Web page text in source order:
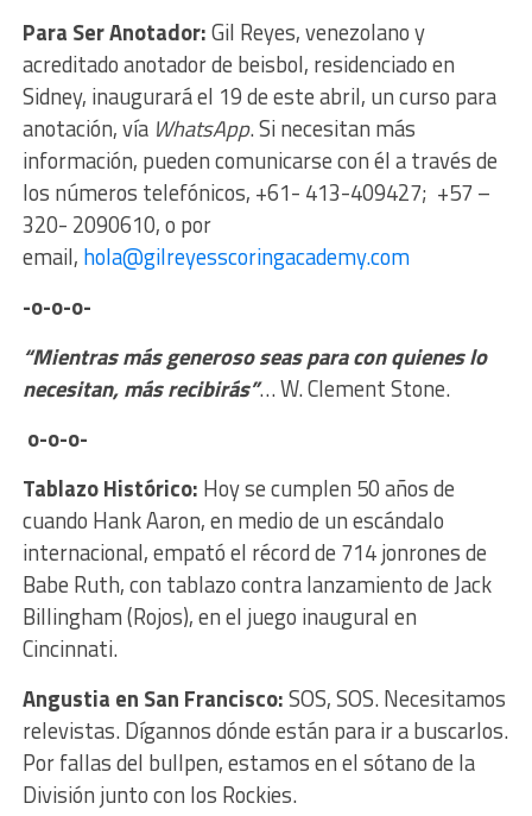
Para Ser Anotador:Gil Reyes, venezolano y
acreditado anotador de beisbol, residenciado en
Sidney, inaugurará el 19 de este abril, un curso para
anotación,vía WhatsApp. Si necesitan más
información, pueden comunicarse con él a través de
los números telefónicos, +61- 413-409427; +57 –
320- 2090610, o por
email, hola@gilreyesscoringacademy.com
-o-o-o-
“Mientras más generoso seas para con quienes lo
necesitan, más recibirás”… W. Clement Stone.
o-o-o-
Tablazo Histórico: Hoy se cumplen 50 años de
cuando Hank Aaron, en medio de un escándalo
internacional, empató el récord de 714 jonrones de
Babe Ruth, con tablazo contra lanzamiento de Jack
Billingham (Rojos), en el juego inaugural en
Cincinnati.
Angustia en San Francisco:SOS, SOS. Necesitamos
relevistas. Dígannos dónde están para ir a buscarlos.
Por fallas del bullpen, estamos en el sótano de la
División junto con los Rockies.